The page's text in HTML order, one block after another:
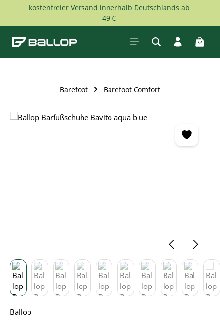
Zum Hauptinhalt springen
kostenfreier Versand innerhalb Deutschlands ab
49 €
Barefoot Barefoot Comfort
Bildergalerie überspringen
Ballop